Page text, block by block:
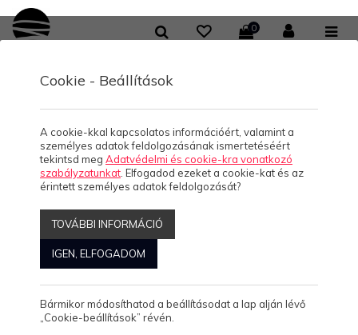
0
Hello Balaton
Népszerű
Megjelenítve: 265-288
Összesen: 554 Termék
Cookie - Beállítások
A cookie-kkal kapcsolatos információért, valamint a
személyes adatok feldolgozásának ismertetéséért
tekintsd meg Adatvédelmi és cookie-kra vonatkozó
szabályzatunkat . Elfogadod ezeket a cookie-kat és az
érintett személyes adatok feldolgozását?
TOVÁBBI INFORMÁCIÓ
IGEN, ELFOGADOM
Bármikor módosíthatod a beállításodat a lap alján lévő
„Cookie-beállítások” révén.